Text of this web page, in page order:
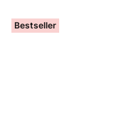
Bestseller